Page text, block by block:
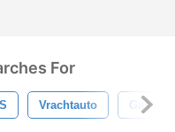
For
Vrachtauto Gas-